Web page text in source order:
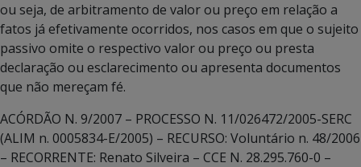
ou seja, de arbitramento de valor ou preço em relação a
fatos já efetivamente ocorridos, nos casos em que o sujeito
passivo omite o respectivo valor ou preço ou presta
declaração ou esclarecimento ou apresenta documentos
que não mereçam fé.
ACÓRDÃO N. 9/2007 – PROCESSO N. 11/026472/2005-SERC
(ALIM n. 0005834-E/2005) – RECURSO: Voluntário n. 48/2006
– RECORRENTE: Renato Silveira – CCE N. 28.295.760-0 –